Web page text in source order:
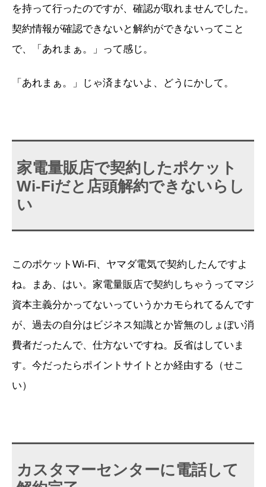
を持って行ったのですが、確認が取れませんでした。
契約情報が確認できないと解約ができないってこと
で、「あれまぁ。」って感じ。
「あれまぁ。」じゃ済まないよ、どうにかして。
家電量販店で契約したポケット
Wi-Fiだと店頭解約できないらし
い
このポケットWi-Fi、ヤマダ電気で契約したんですよ
ね。まあ、はい。家電量販店で契約しちゃうってマジ
資本主義分かってないっていうかカモられてるんです
が、過去の自分はビジネス知識とか皆無のしょぼい消
費者だったんで、仕方ないですね。反省はしていま
す。今だったらポイントサイトとか経由する（せこ
い）
カスタマーセンターに電話して